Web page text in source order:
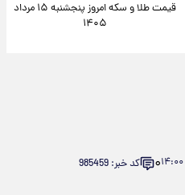
قیمت طلا و سکه امروز پنجشنبه ۱۵ مرداد
۱۴۰۵
۱۴:۰۰۰ کد خبر: 985459